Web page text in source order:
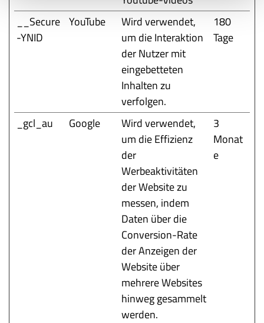
__Secure
-YNID
YouTube
Wird verwendet,
um die Interaktion
der Nutzer mit
eingebetteten
Inhalten zu
verfolgen.
180
Tage
_gcl_au Google
Wird verwendet,
um die Effizienz
der
Werbeaktivitäten
der Website zu
messen, indem
Daten über die
Conversion-Rate
der Anzeigen der
Website über
mehrere Websites
hinweg gesammelt
werden.
3
Monat
e